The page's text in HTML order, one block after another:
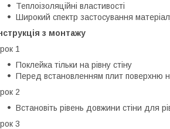
Теплоізоляційні властивості
Широкий спектр застосування
з монтажу
1
Поклейка тільки на рівну стіну
Перед встановленням плит поверхню
2
Встановіть рівень довжини стіни для
3